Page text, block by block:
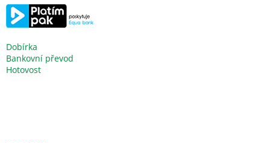
Dobírka
Bankovní převod
Hotovost